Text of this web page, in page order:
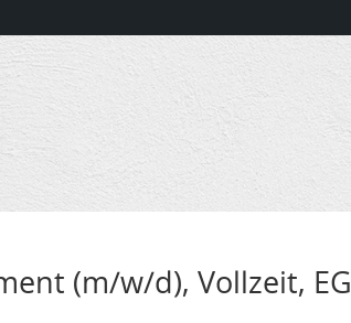
(m/w/d), Vollzeit, EG